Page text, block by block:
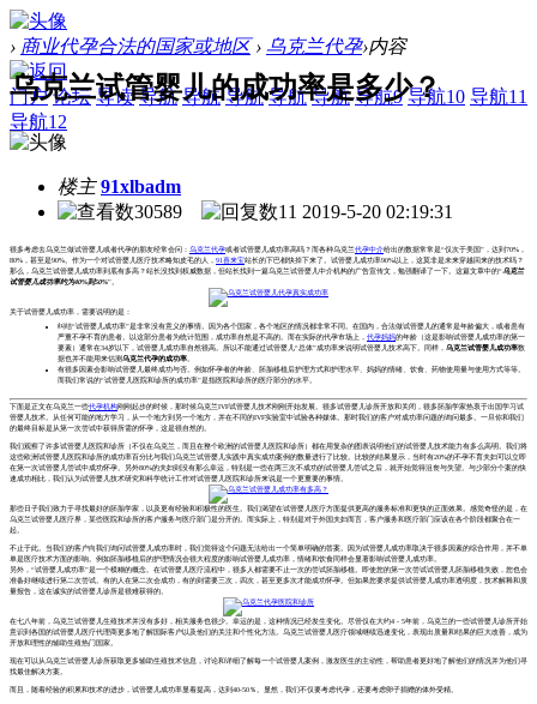
› 商业代孕合法的国家或地区 › 乌克兰代孕›内容
门户 论坛 导读 导航 导航 导航 导航 导航 导航9 导航10 导航11
导航12
乌克兰试管婴儿的成功率是多少？
楼主 91xlbadm
30589
11 2019-5-20 02:19:31
很多考虑去乌克兰做试管婴儿或者代孕的朋友经常会问： 乌克兰代孕或者试管婴儿成功率高吗？而各种乌克兰代孕中介给出的数据常常是“仅次于美国”，达到70%，
80%，甚至是90%。作为一个对试管婴儿医疗技术略知皮毛的人， 91喜来宝站长的下巴都快掉下来了。试管婴儿成功率90%以上，这莫非是未来穿越回来的技术吗？
那么，乌克兰试管婴儿成功率到底有多高？站长没找到权威数据，但站长找到一篇乌克兰试管婴儿中介机构的广告宣传文，勉强翻译了一下。这篇文章中的“乌克兰
试管婴儿成功率约为40%到50%”。
关于试管婴儿成功率，需要说明的是：
纠结“试管婴儿成功率”是非常没有意义的事情。因为各个国家，各个地区的情况都非常不同。在国内，合法做试管婴儿的通常是年龄偏大，或者患有
严重不孕不育的患者。以这部分患者为统计范围，成功率自然是不高的。而在实际的代孕市场上， 代孕妈妈的年龄（这是影响试管婴儿成功率的第一
要素）通常在34岁以下，试管婴儿成功率自然很高。所以不能通过试管婴儿“总体”成功率来说明试管婴儿技术高下。同样， 乌克兰试管婴儿成功率数
据也并不能用来估测乌克兰代孕的成功率
有很多因素会影响试管婴儿最终成功与否。例如怀孕者的年龄、胚胎移植后护理方式和护理水平、妈妈的情绪、饮食、药物使用量与使用方式等等。
而我们常说的“试管婴儿医院和诊所的成功率”是指医院和诊所的医疗部分的水平。
下面是正文在乌克兰一些代孕机构刚刚起步的时候，那时候乌克兰IVF试管婴儿技术刚刚开始发展。很多试管婴儿诊所开放和关闭，很多胚胎学家热衷于出国学习试
管婴儿技术。从任何可能的地方学习，从一个地方到另一个地方，并在不同的IVF实验室中试验各种媒体。那时我们的客户对成功率问题的询问最多。一旦你和我们
的最终目标是从第一次尝试中获得所需的怀孕，这是很自然的。
我们观察了许多试管婴儿医院和诊所（不仅在乌克兰，而且在整个欧洲的试管婴儿医院和诊所）都在用复杂的图表说明他们的试管婴儿技术能力有多么高明。我们将
这些欧洲试管婴儿医院和诊所的成功率百分比与我们乌克兰试管婴儿实践中真实成功案例的数量进行了比较。比较的结果显示，当时有20%的不孕不育夫妇可以立即
在第一次试管婴儿尝试中成功怀孕。另外80%的夫妇则没有那么幸运，特别是一些在两三次不成功的试管婴儿尝试之后，就开始觉得沮丧与失望。与少部分个案的快
速成功相比，我们认为试管婴儿技术研究和科学统计工作对试管婴儿医院和诊所来说是一个更重要的事情。
那些日子我们致力于寻找最好的胚胎学家，以及更有经验和积极性的医生。我们渴望在试管婴儿医疗方面提供更高的服务标准和更快的正面效果。感觉奇怪的是，在
乌克兰试管婴儿医疗界，某些医院和诊所的客户服务与医疗部门是分开的。而实际上，特别是对于外国夫妇而言，客户服务和医疗部门应该在各个阶段都聚合在一
起。
不止于此。当我们的客户向我们询问试管婴儿成功率时，我们觉得这个问题无法给出一个简单明确的答案。因为试管婴儿成功率取决于很多因素的综合作用，并不单
单是医疗技术方面的影响。例如胚胎移植后的护理情况会很大程度的影响试管婴儿成功率，情绪和饮食同样会显著影响试管婴儿成功率。
另外，“试管婴儿成功率”是一个模糊的概念。在试管婴儿医疗流程中，很多人都需要不止一次的尝试胚胎移植。即使您的第一次尝试试管婴儿胚胎移植失败，您也会
准备好继续进行第二次尝试。有的人在第二次会成功，有的则需要三次，四次，甚至更多次才能成功怀孕。但如果您要求提供试管婴儿成功率透明度，技术解释和质
量报告，这在诚实的试管婴儿诊所是很难获得的。
在七八年前，乌克兰试管婴儿生殖技术并没有多好，相关服务也很少。幸运的是，这种情况已经发生变化。尽管仅在大约4 - 5年前，乌克兰的一些试管婴儿诊所开始
意识到各国的试管婴儿医疗代理商更多地了解国际客户以及他们的关注和个性化方法。乌克兰试管婴儿医疗领域继续迅速变化，表现出质量和结果的巨大改善，成为
开放和理性的辅助生殖热门国家。
现在可以从乌克兰试管婴儿诊所获取更多辅助生殖技术信息，讨论和详细了解每一个试管婴儿案例，激发医生的主动性，帮助患者更好地了解他们的情况并为他们寻
找最佳解决方案。
而且，随着经验的积累和技术的进步，试管婴儿成功率显着提高，达到40-50％。显然，我们不仅要考虑代孕，还要考虑卵子捐赠的体外受精。